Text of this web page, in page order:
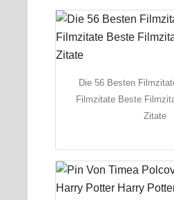
Die 56 Besten
Filmzitate Beste
Zitate